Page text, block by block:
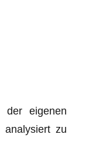
eigenen
analysiert zu